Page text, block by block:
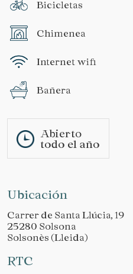
Bicicletas
Chimenea
Internet wifi
Bañera
Abierto
todo el año
Ubicación
Carrer de Santa Llúcia, 19
25280 Solsona
Solsonès (Lleida)
RTC